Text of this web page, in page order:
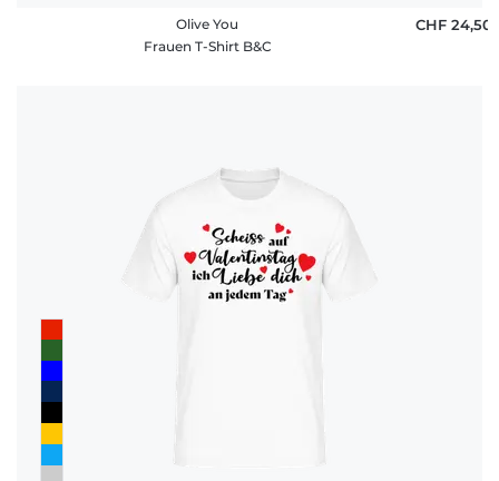
Olive You
Frauen T-Shirt B&C
CHF 24,50